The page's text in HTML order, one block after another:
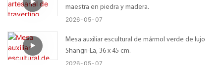
maestra en piedra y madera.
2026 05 07
Mesa auxiliar escultural de mármol verde de lujo
Shangri-La, 36 x 45 cm.
2026 05 07